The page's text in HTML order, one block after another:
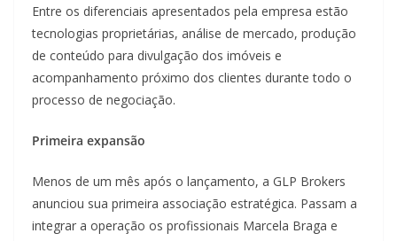
Entre os diferenciais apresentados pela empresa estão
tecnologias proprietárias, análise de mercado, produção
de conteúdo para divulgação dos imóveis e
acompanhamento próximo dos clientes durante todo o
processo de negociação.
Primeira expansão
Menos de um mês após o lançamento, a GLP Brokers
anunciou sua primeira associação estratégica. Passam a
integrar a operação os profissionais Marcela Braga e